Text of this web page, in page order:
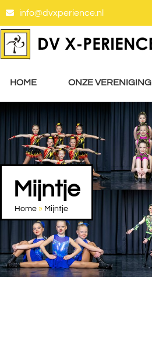
info@dvxperience.nl
HOME ONZE VERENIGING
Mijntje
Home » Mijntje